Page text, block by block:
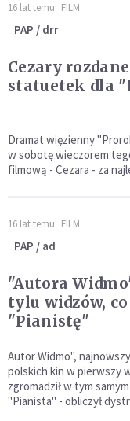
16 lat temu FILM
PAP / drr
Cezary
statuetek dla
Dramat więzienny
w sobotę wieczorem
filmową - Cezara - za
16 lat temu FILM
PAP / ad
"Autora
tylu widzów, co
"Pianistę"
Autor Widmo",
polskich kin w pierwszy
zgromadził w tym
"Pianista" - obliczył